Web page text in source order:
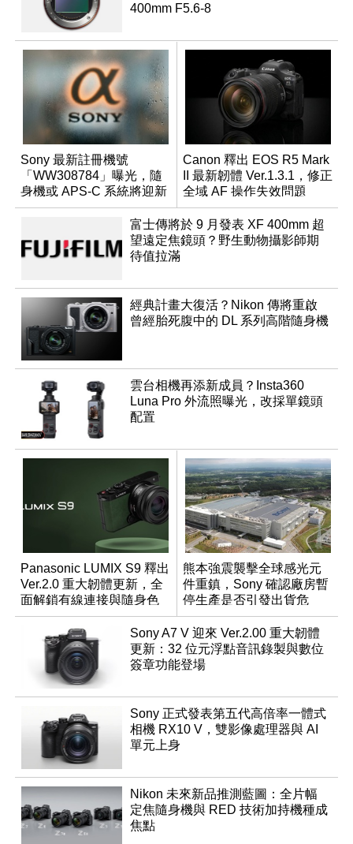
400mm F5.6-8
Sony 最新註冊機號
「WW308784」曝光，隨
身機或 APS-C 系統將迎新
成員？
Canon 釋出 EOS R5 Mark
II 最新韌體 Ver.1.3.1，修正
全域 AF 操作失效問題
富士傳將於 9 月發表 XF 400mm 超
望遠定焦鏡頭？野生動物攝影師期
待值拉滿
經典計畫大復活？Nikon 傳將重啟
曾經胎死腹中的 DL 系列高階隨身機
雲台相機再添新成員？Insta360
Luna Pro 外流照曝光，改採單鏡頭
配置
Panasonic LUMIX S9 釋出
Ver.2.0 重大韌體更新，全
面解鎖有線連接與隨身色
調編輯
熊本強震襲擊全球感光元
件重鎮，Sony 確認廠房暫
停生產是否引發出貨危
機？
Sony A7 V 迎來 Ver.2.00 重大韌體
更新：32 位元浮點音訊錄製與數位
簽章功能登場
Sony 正式發表第五代高倍率一體式
相機 RX10 V，雙影像處理器與 AI
單元上身
Nikon 未來新品推測藍圖：全片幅
定焦隨身機與 RED 技術加持機種成
焦點